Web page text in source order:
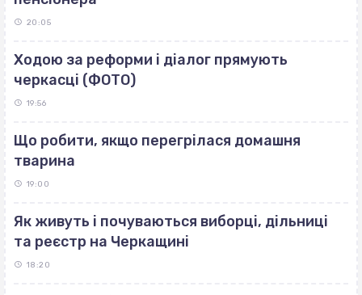
20:05
Ходою за реформи і діалог прямують
черкасці (ФОТО)
19:56
Що робити, якщо перегрілася домашня
тварина
19:00
Як живуть і почуваються виборці, дільниці
та реєстр на Черкащині
18:20